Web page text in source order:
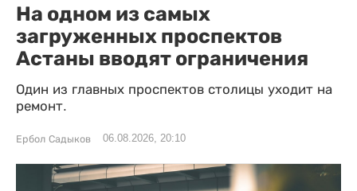
На одном из самых
загруженных проспектов
Астаны вводят ограничения
Один из главных проспектов столицы уходит на
ремонт.
Ербол Садыков 06.08.2026, 20:10